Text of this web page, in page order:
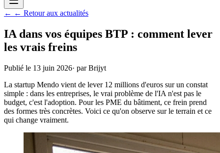
← ← Retour aux actualités
IA dans vos équipes BTP : comment lever
les vrais freins
Publié le 13 juin 2026· par Brijyt
La startup Mendo vient de lever 12 millions d'euros sur un constat
simple : dans les entreprises, le vrai problème de l'IA n'est pas le
budget, c'est l'adoption. Pour les PME du bâtiment, ce frein prend
des formes très concrètes. Voici ce qu'on observe sur le terrain et ce
qui change vraiment.